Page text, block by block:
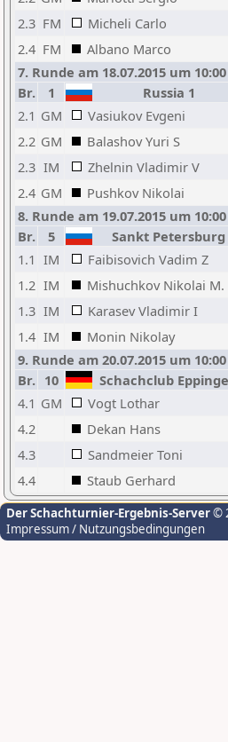
2.3 FM Micheli Carlo
2.4 FM Albano Marco
7. Runde am 18.07.2015 um 10:00
Br.
1 Russia 1
2.1 GM Vasiukov Evgeni
2.2 GM Balashov Yuri S
2.3 IM Zhelnin Vladimir V
2.4 GM Pushkov Nikolai
8. Runde am 19.07.2015 um 10:00
Br.
5 Sankt Petersburg
1.1 IM Faibisovich Vadim Z
1.2 IM Mishuchkov Nikolai M.
1.3 IM Karasev Vladimir I
1.4 IM Monin Nikolay
9. Runde am 20.07.2015 um 10:00
Br. 10 Schachclub
4.1 GM Vogt Lothar
4.2
Dekan Hans
4.3
Sandmeier Toni
4.4
Staub Gerhard
Der Schachturnier-Ergebnis-Server©
Impressum / Nutzungsbedingungen